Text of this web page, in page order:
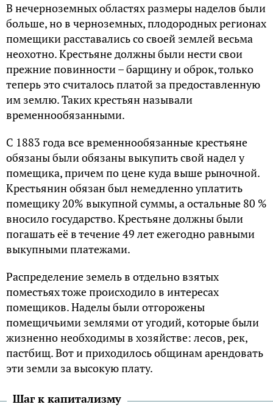
В нечерноземных областях размеры наделов были
больше, но в черноземных, плодородных регионах
помещики расставались со своей землей весьма
неохотно. Крестьяне должны были нести свои
прежние повинности – барщину и оброк, только
теперь это считалось платой за предоставленную
им землю. Таких крестьян называли
временнообязанными.
С 1883 года все временнообязанные крестьяне
обязаны были обязаны выкупить свой надел у
помещика, причем по цене куда выше рыночной.
Крестьянин обязан был немедленно уплатить
помещику 20% выкупной суммы, а остальные 80 %
вносило государство. Крестьяне должны были
погашать её в течение 49 лет ежегодно равными
выкупными платежами.
Распределение земель в отдельно взятых
поместьях тоже происходило в интересах
помещиков. Наделы были отгорожены
помещичьими землями от угодий, которые были
жизненно необходимы в хозяйстве: лесов, рек,
пастбищ. Вот и приходилось общинам арендовать
эти земли за высокую плату.
Шаг к капитализму